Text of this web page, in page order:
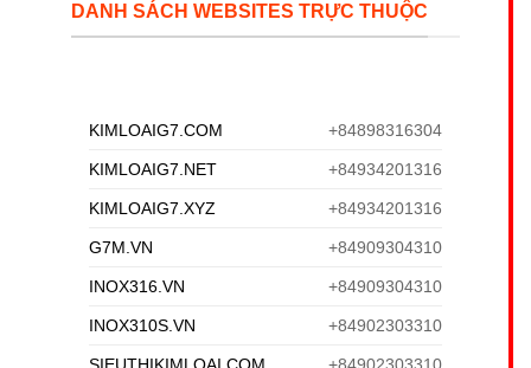
DANH SÁCH WEBSITES TRỰC THUỘC
KIMLOAIG7.COM +84898316304
KIMLOAIG7.NET +84934201316
KIMLOAIG7.XYZ +84934201316
G7M.VN +84909304310
INOX316.VN +84909304310
INOX310S.VN +84902303310